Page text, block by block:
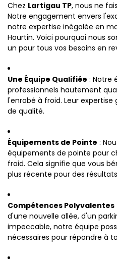
Chez Lartigau TP, nous ne
Notre engagement envers
notre expertise inégalée en
Hourtin. Voici pourquoi nous
un pour tous vos besoins en
Une Équipe Qualifiée : Notre
professionnels hautement
l'enrobé à froid. Leur
de qualité.
Équipements de Pointe :
équipements de pointe pour
froid. Cela signifie que vous
plus récente pour des
Compétences Polyvalentes
d'une nouvelle allée, d'un
impeccable, notre équipe
nécessaires pour répondre à